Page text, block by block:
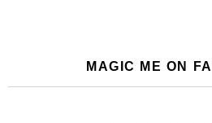
MAGIC ME ON